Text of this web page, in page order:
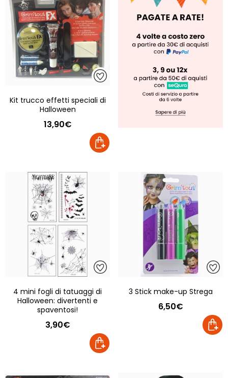
Kit trucco effetti speciali di
Halloween
13,90€
4 mini fogli di tatuaggi di
Halloween: divertenti e
spaventosi!
3,90€
3 Stick make-up Strega
6,50€